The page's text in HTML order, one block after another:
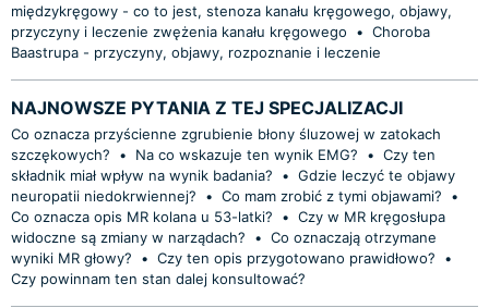
międzykręgowy - co to jest, stenoza kanału kręgowego, objawy,
przyczyny i leczenie zwężenia kanału kręgowego
• Choroba
Baastrupa - przyczyny, objawy, rozpoznanie i leczenie
NAJNOWSZE PYTANIA Z TEJ SPECJALIZACJI
Co oznacza przyścienne zgrubienie błony śluzowej w zatokach
szczękowych?
• Na co wskazuje ten wynik EMG? • Czy ten
składnik miał wpływ na wynik badania?
• Gdzie leczyć te objawy
neuropatii niedokrwiennej?
• Co mam zrobić z tymi objawami?
•
Co oznacza opis MR kolana u 53-latki?
• Czy w MR kręgosłupa
widoczne są zmiany w narządach?
• Co oznaczają otrzymane
wyniki MR głowy?
• Czy ten opis przygotowano prawidłowo?
•
Czy powinnam ten stan dalej konsultować?